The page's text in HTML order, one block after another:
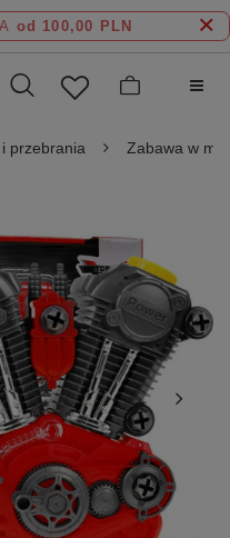
od 100,00 PLN
przebrania Zabawa w